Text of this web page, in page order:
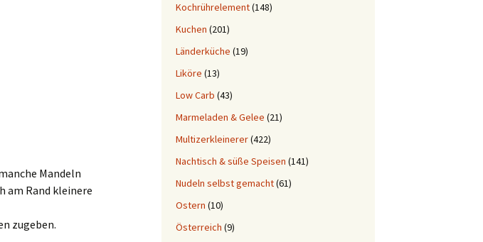
Mandeln
am Rand kleinere
zugeben.
Kochrührelement(148)
Kuchen (201)
Länderküche (19)
Liköre (13)
Low Carb (43)
Marmeladen & Gelee (21)
Multizerkleinerer(422)
Nachtisch & süße Speisen (141)
Nudeln selbst gemacht(61)
Ostern (10)
Österreich (9)